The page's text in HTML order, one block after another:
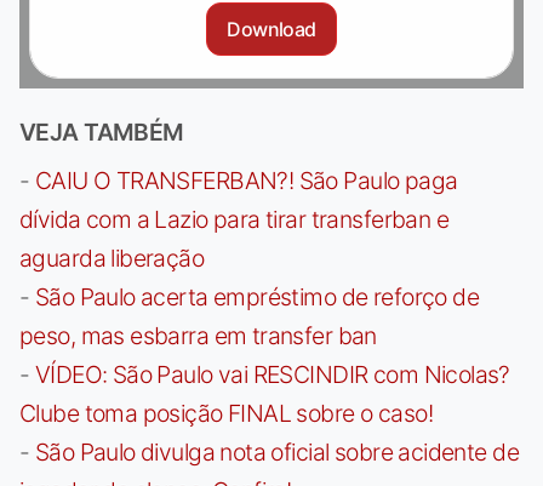
Download
VEJA TAMBÉM
- CAIU O TRANSFERBAN?! São Paulo paga
dívida com a Lazio para tirar transferban e
aguarda liberação
- São Paulo acerta empréstimo de reforço de
peso, mas esbarra em transfer ban
- VÍDEO: São Paulo vai RESCINDIR com Nicolas?
Clube toma posição FINAL sobre o caso!
- São Paulo divulga nota oficial sobre acidente de